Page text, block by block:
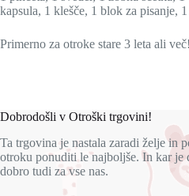
kapsula, 1 klešče, 1 blok za pisanje,
Primerno za otroke stare 3 leta ali več!
Dobrodošli v Otroški trgovini!
Ta trgovina je nastala zaradi želje in
otroku ponuditi le najboljše. In kar je
dobro tudi za vse nas.